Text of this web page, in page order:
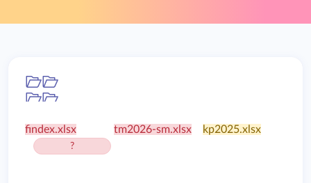
findex.xlsx
?
tm2026-sm.xlsx kp2025.xlsx